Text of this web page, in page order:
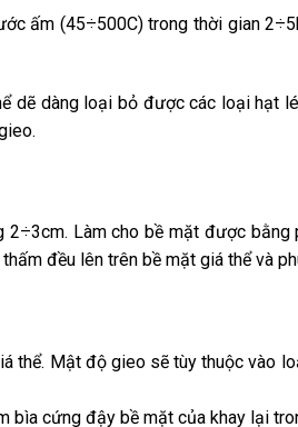
ấm (45÷500C) trong thời gian
dẽ dàng loại bỏ được các loại hạt
Làm cho bề mặt được
đều lên trên bề mặt giá thể và
thể. Mật độ gieo sẽ tùy thuộc vào
bìa cứng đậy bề mặt của khay lại